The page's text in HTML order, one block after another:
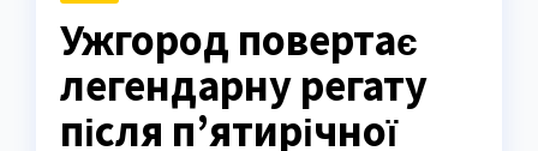
Ужгород повертає
легендарну регату
після п’ятирічної